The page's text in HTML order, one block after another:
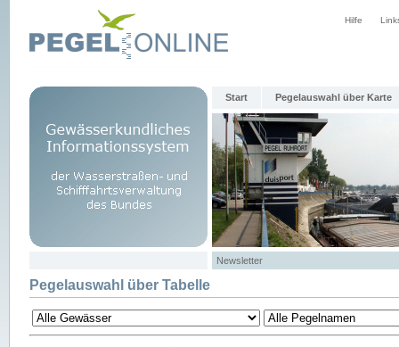
Hilfe
Start Pegelauswahl über Karte
Newsletter
Pegelauswahl über Tabelle